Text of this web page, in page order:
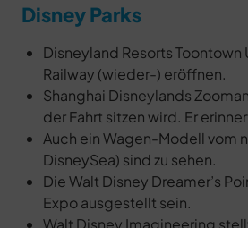
Disney Parks
Disneyland Resorts Toontown
Railway (wieder-) eröffnen.
Shanghai Disneylands
der Fahrt sitzen wird. Er
Auch ein Wagen-Modell vom
DisneySea) sind zu sehen.
Die Walt Disney Dreamer’s
Expo ausgestellt sein.